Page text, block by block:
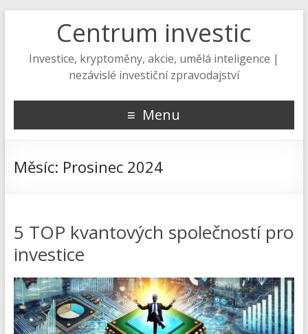
Centrum investic
Investice, kryptoměny, akcie, umělá inteligence |
nezávislé investiční zpravodajství
Menu
Měsíc: Prosinec 2024
5 TOP kvantových společností pro
investice